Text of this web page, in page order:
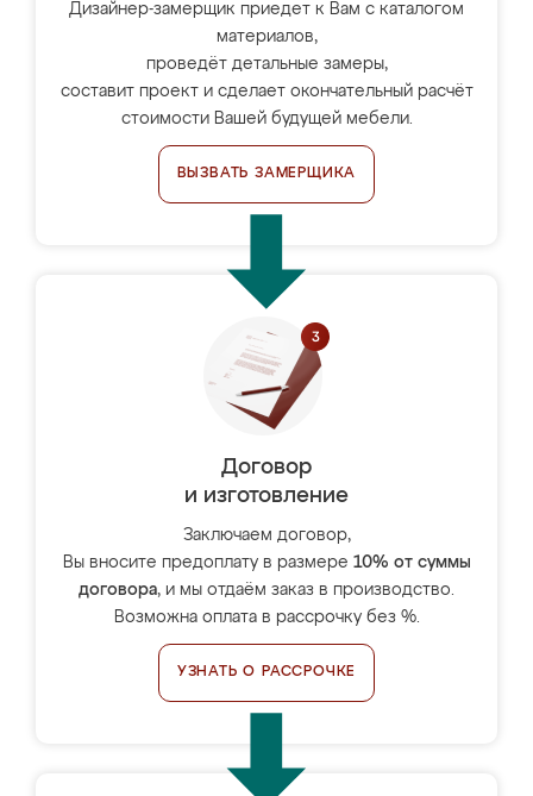
Дизайнер-замерщик приедет к Вам с каталогом
материалов,
проведёт детальные замеры,
составит проект и сделает окончательный расчёт
стоимости Вашей будущей мебели.
ВЫЗВАТЬ ЗАМЕРЩИКА
Договор
и изготовление
Заключаем договор,
Вы вносите предоплату в размере 10% от суммы
договора, и мы отдаём заказ в производство.
Возможна оплата в рассрочку без %.
УЗНАТЬ О РАССРОЧКЕ